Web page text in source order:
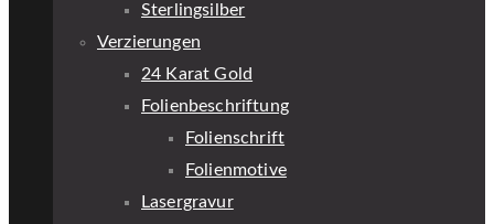
Sterlingsilber
Verzierungen
24 Karat Gold
Folienbeschriftung
Folienschrift
Folienmotive
Lasergravur